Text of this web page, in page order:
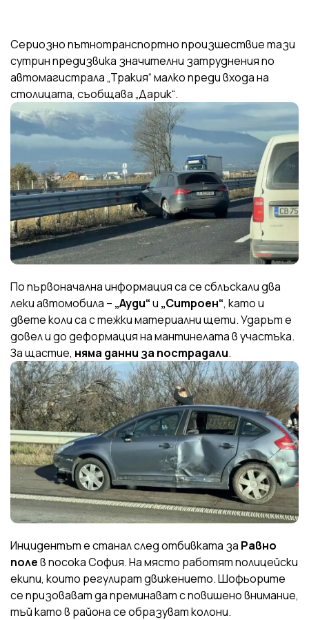
Сериозно пътнотранспортно произшествие тази
сутрин предизвика значителни затруднения по
автомагистрала „Тракия“ малко преди входа на
столицата, съобщава „Дарик“.
По първоначална информация са се сблъскали два
леки автомобила – „Ауди“и „Ситроен“, като и
двете коли са с тежки материални щети. Ударът е
довел и до деформация на мантинелата в участъка.
За щастие, няма данни за пострадали.
Инцидентът е станал след отбивката за Равно
полев посока София. На място работят полицейски
екипи, които регулират движението. Шофьорите
се призовават да преминават с повишено внимание,
тъй като в района се образуват колони.